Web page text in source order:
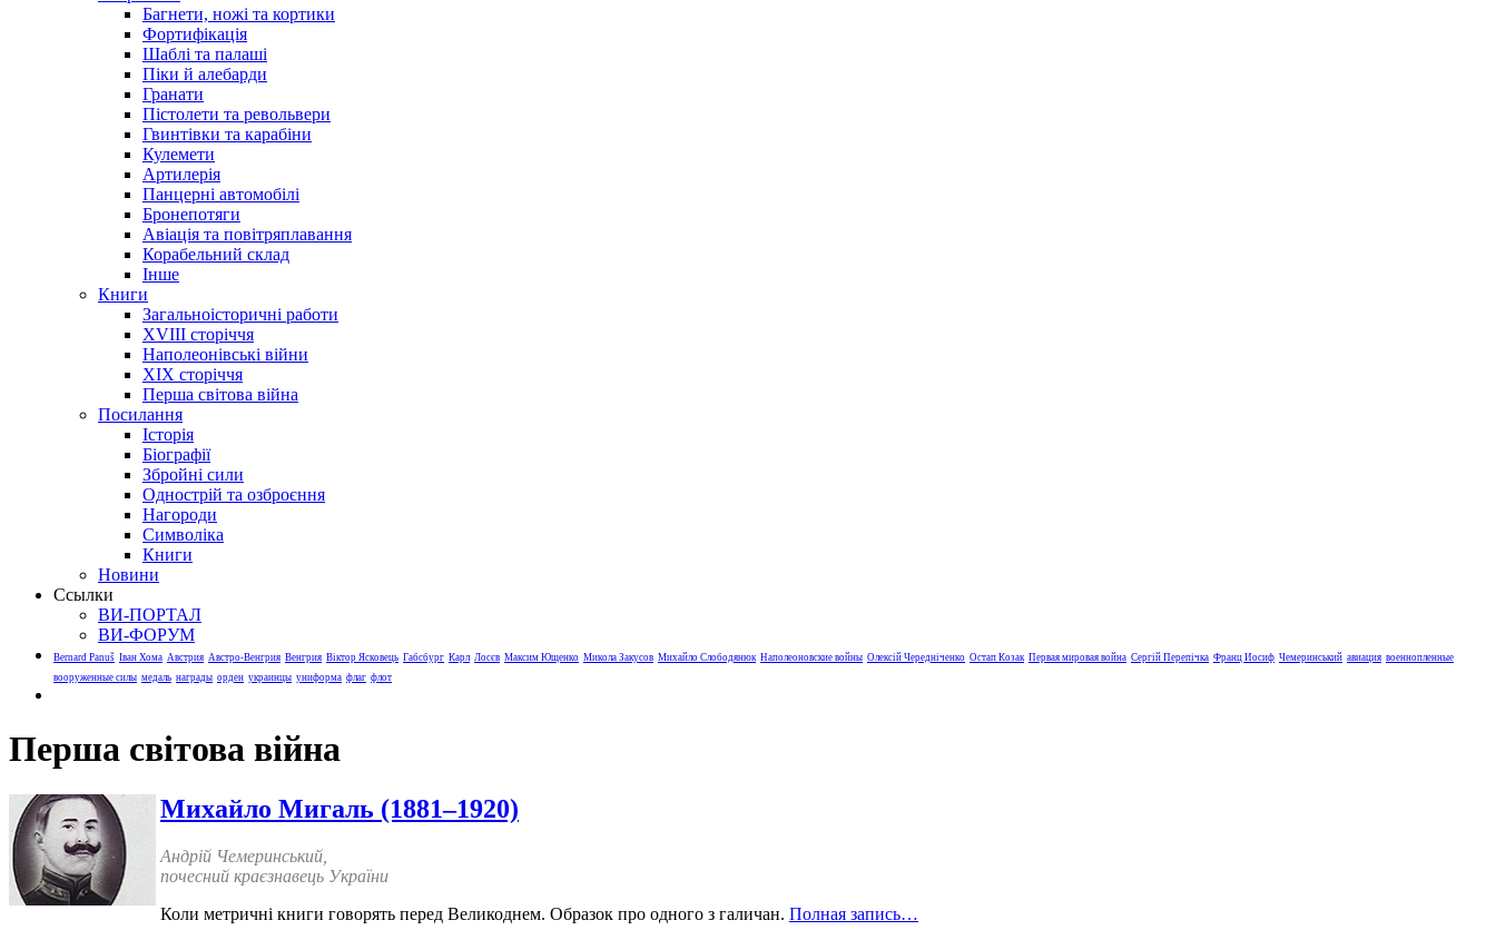
Багнети, ножі та кортики
Фортифікація
Шаблі та палаші
Піки й алебарди
Гранати
Пістолети та револьвери
Гвинтівки та карабіни
Кулемети
Артилерія
Панцерні автомобілі
Бронепотяги
Авіація та повітряплавання
Корабельний склад
Інше
Книги
Загальноісторичні работи
XVIII сторіччя
Наполеонівські війни
XIX сторіччя
Перша світова війна
Посилання
Історія
Біографії
Збройні сили
Однострій та озброєння
Нагороди
Символіка
Книги
Новини
Ссылки
ВИ-ПОРТАЛ
ВИ-ФОРУМ
Bernard Panuš Іван Хома Австрия Австро-Венгрия Венгрия Віктор Ясковець Габсбург Карл Лосєв Максим Ющенко Микола Закусов Михайло Слободянюк Наполеоновские войны Олексій Чередніченко Остап Козак Первая мировая война Сергій Перепічка Франц Иосиф Чемеринський авиация военнопленные
вооруженные силы медаль награды орден украинцы униформа флаг флот
Перша світова війна
Михайло Мигаль (1881–1920)
Андрій Чемеринський,
почесний краєзнавець України
Коли метричні книги говорять перед Великоднем. Образок про одного з галичан. Полная запись…